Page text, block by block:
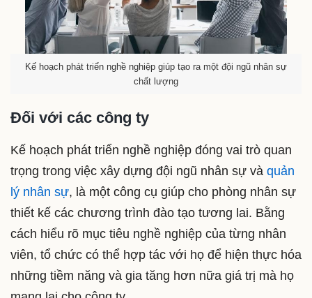
Kế hoạch phát triển nghề nghiệp giúp tạo ra một đội ngũ nhân sự
chất lượng
Đối với các công ty
Kế hoạch phát triển nghề nghiệp đóng vai trò quan
trọng trong việc xây dựng đội ngũ nhân sự và quản
lý nhân sự, là một công cụ giúp cho phòng nhân sự
thiết kế các chương trình đào tạo tương lai. Bằng
cách hiểu rõ mục tiêu nghề nghiệp của từng nhân
viên, tổ chức có thể hợp tác với họ để hiện thực hóa
những tiềm năng và gia tăng hơn nữa giá trị mà họ